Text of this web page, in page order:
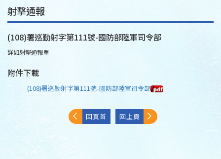
射擊通報
(108)署巡勤射字第111號-國防部陸軍司令部
詳如射擊通報單
附件下載
(108)署巡勤射字第111號-國防部陸軍司令部
回頁首 回上頁